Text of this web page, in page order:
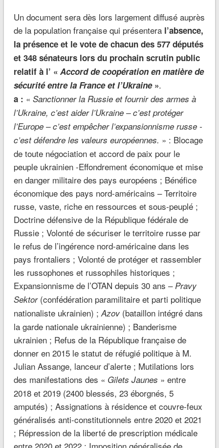
Un document sera dès lors largement diffusé auprès
de la population française qui présentera l’absence,
la présence et le vote de chacun des 577 députés
et 348 sénateurs lors du prochain scrutin public
relatif à l’ « Accord de coopération en matière de
sécurité entre la France et l’Ukraine».
a : « Sanctionner la Russie et fournir des armes à
l’Ukraine, c’est aider l’Ukraine – c’est protéger
l’Europe – c’est empêcher l’expansionnisme russe -
c’est défendre les valeurs européennes. » : Blocage
de toute négociation et accord de paix pour le
peuple ukrainien -Effondrement économique et mise
en danger militaire des pays européens ; Bénéfice
économique des pays nord-américains – Territoire
russe, vaste, riche en ressources et sous-peuplé ;
Doctrine défensive de la République fédérale de
Russie ; Volonté de sécuriser le territoire russe par
le refus de l’ingérence nord-américaine dans les
pays frontaliers ; Volonté de protéger et rassembler
les russophones et russophiles historiques ;
Expansionnisme de l’OTAN depuis 30 ans –Pravy
Sektor(confédération paramilitaire et parti politique
nationaliste ukrainien) ;Azov(bataillon intégré dans
la garde nationale ukrainienne) ; Banderisme
ukrainien ; Refus de la République française de
donner en 2015 le statut de réfugié politique à M.
Julian Assange, lanceur d’alerte ; Mutilations lors
des manifestations des « Gilets Jaunes » entre
2018 et 2019 (2400 blessés, 23 éborgnés, 5
amputés) ; Assignations à résidence et couvre-feux
généralisés anti-constitutionnels entre 2020 et 2021
; Répression de la liberté de prescription médicale